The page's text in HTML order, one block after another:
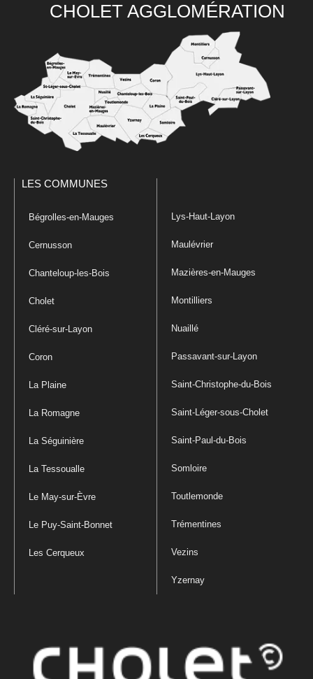
CHOLET AGGLOMÉRATION
LES COMMUNES
Bégrolles-en-Mauges
Cernusson
Chanteloup-les-Bois
Cholet
Cléré-sur-Layon
Coron
La Plaine
La Romagne
La Séguinière
La Tessoualle
Le May-sur-Èvre
Le Puy-Saint-Bonnet
Les Cerqueux
Lys-Haut-Layon
Maulévrier
Mazières-en-Mauges
Montilliers
Nuaillé
Passavant-sur-Layon
Saint-Christophe-du-Bois
Saint-Léger-sous-Cholet
Saint-Paul-du-Bois
Somloire
Toutlemonde
Trémentines
Vezins
Yzernay